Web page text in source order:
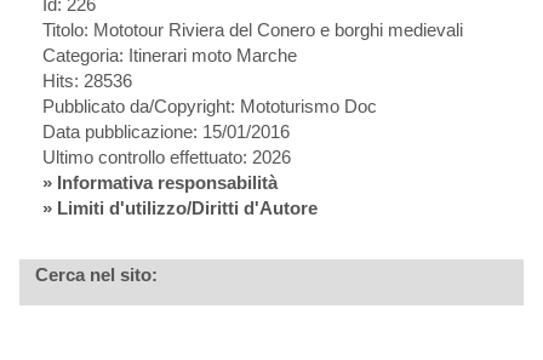
Titolo: Mototour Riviera del Conero e borghi medievali
Categoria: Itinerari moto Marche
Hits: 28536
Pubblicato da/Copyright: Mototurismo Doc
Data pubblicazione: 15/01/2016
Ultimo controllo effettuato: 2026
» Informativa responsabilità
» Limiti d'utilizzo/Diritti d'Autore
Cerca nel sito: